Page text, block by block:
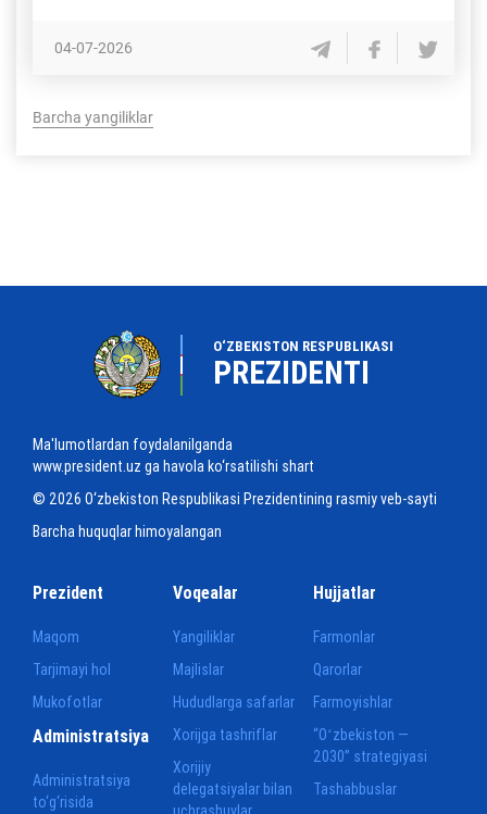
04-07-2026
Barcha yangiliklar
O‘ZBEKISTON RESPUBLIKASI
PREZIDENTI
Ma'lumotlardan foydalanilganda
www.president.uz ga havola ko‘rsatilishi shart
© 2026 O‘zbekiston Respublikasi Prezidentining rasmiy veb-sayti
Barcha huquqlar himoyalangan
Prezident
Maqom
Tarjimayi hol
Mukofotlar
Voqealar
Yangiliklar
Majlislar
Hududlarga safarlar
Xorijga tashriflar
Xorijiy
delegatsiyalar bilan
Hujjatlar
Farmonlar
Qarorlar
Farmoyishlar
“Oʻzbekiston —
2030” strategiyasi
Tashabbuslar
Administratsiya
Administratsiya
to‘g‘risida